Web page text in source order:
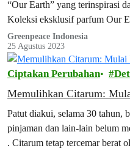
“Our Earth” yang terinspirasi
Koleksi eksklusif parfum Our
bahan-bahan alami. Selama
pun tindakan yang merusak
Greenpeace Indonesia
25 Agustus 2023
Ciptakan Perubahan
Memulihkan Citarum:
Patut diakui, selama 30 tahun,
pinjaman dan lain-lain belum
. Citarum tetap tercemar berat